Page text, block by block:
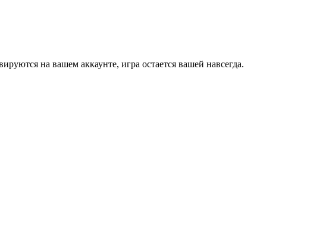
на вашем аккаунте, игра остается вашей навсегда.